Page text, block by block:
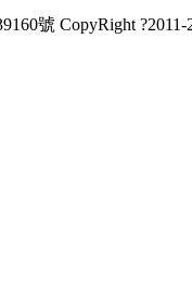
號 CopyRight